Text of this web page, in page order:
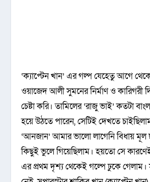
‘ক্যাপ্টেন খান’ এর গল্প যেহেতু আগে
ওয়াজেদ আলী সুমনের নির্মাণ ও কারিগরী
চেষ্টা করি। তামিলের ‘রাজু ভাই’ কতটা
হয়ে উঠতে পারেন, সেটিই দেখতে
‘আনজান’ আমার ভালো লাগেনি বিধায়
কিছুই ভুলে গিয়েছিলাম। হয়তো সে কারণেই
এর প্রথম দৃশ্য থেকেই গল্পে ঢুকে গেলাম।